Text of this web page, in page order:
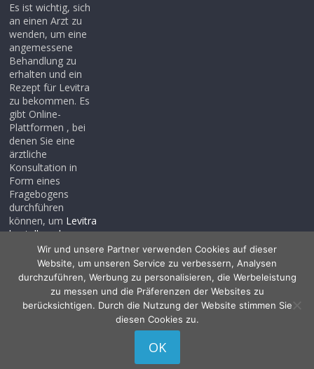
Es ist wichtig, sich
an einen Arzt zu
wenden, um eine
angemessene
Behandlung zu
erhalten und ein
Rezept für Levitra
zu bekommen. Es
gibt Online-
Plattformen , bei
denen Sie eine
ärztliche
Konsultation in
Form eines
Fragebogens
durchführen
können, um Levitra
bestellen ohne
rezept, auch wenn
Sie noch kein
Rezept haben .
Wir und unsere Partner verwenden Cookies auf dieser
Website, um unseren Service zu verbessern, Analysen
durchzuführen, Werbung zu personalisieren, die Werbeleistung
zu messen und die Präferenzen der Websites zu
berücksichtigen. Durch die Nutzung der Website stimmen Sie
diesen Cookies zu.
OK